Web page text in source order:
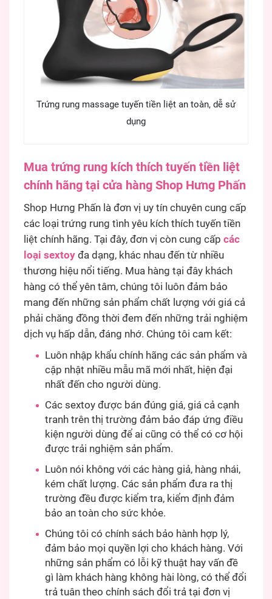
Trứng rung massage tuyến tiền liệt an toàn, dễ sử
dụng
Mua trứng rung kích thích tuyến tiền liệt
chính hãng tại cửa hàng Shop Hưng Phấn
Shop Hưng Phấn là đơn vị uy tín chuyên cung cấp
các loại trứng rung tình yêu kích thích tuyến tiền
liệt chính hãng. Tại đây, đơn vị còn cung cấp các
loại sextoy đa dạng, khác nhau đến từ nhiều
thương hiệu nổi tiếng. Mua hàng tại đây khách
hàng có thể yên tâm, chúng tôi luôn đảm bảo
mang đến những sản phẩm chất lượng với giá cả
phải chăng đồng thời đem đến những trải nghiệm
dịch vụ hấp dẫn, đáng nhớ. Chúng tôi cam kết:
Luôn nhập khẩu chính hãng các sản phẩm và
cập nhật nhiều mẫu mã mới nhất, hiện đại
nhất đến cho người dùng.
Các sextoy được bán đúng giá, giá cả cạnh
tranh trên thị trường đảm bảo đáp ứng điều
kiện người dùng để ai cũng có thể có cơ hội
được trải nghiệm sản phẩm.
Luôn nói không với các hàng giả, hàng nhái,
kém chất lượng. Các sản phẩm đưa ra thị
trường đều được kiểm tra, kiểm định đảm
bảo an toàn cho sức khỏe.
Chúng tôi có chính sách bảo hành hợp lý,
đảm bảo mọi quyền lợi cho khách hàng. Với
những sản phẩm có lỗi kỹ thuật hay vấn đề
gì làm khách hàng không hài lòng, có thể đổi
trả tuân theo chính sách đổi trả tại đơn vị